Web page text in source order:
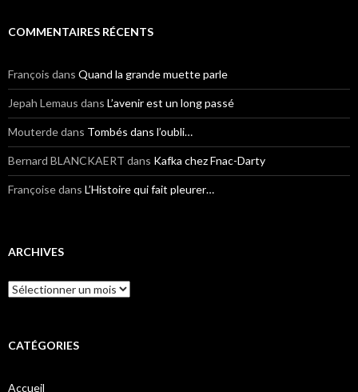
COMMENTAIRES RÉCENTS
François dans Quand la grande muette parle
Jepah Lemaus dans L’avenir est un long passé
Mouterdedans Tombés dans l’oubli…
Bernard BLANCKAERT dans Kafka chez Fnac-Darty
Françoisedans L’Histoire qui fait pleurer…
ARCHIVES
Archives
CATÉGORIES
Accueil